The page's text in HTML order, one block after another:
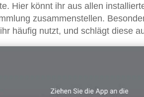
Hier könnt ihr aus allen
zusammenstellen.
häufig nutzt, und schlägt diese